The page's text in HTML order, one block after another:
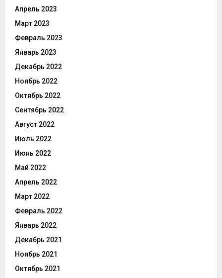
Апрель 2023
Март 2023
Февраль 2023
Январь 2023
Декабрь 2022
Ноябрь 2022
Октябрь 2022
Сентябрь 2022
Август 2022
Июль 2022
Июнь 2022
Май 2022
Апрель 2022
Март 2022
Февраль 2022
Январь 2022
Декабрь 2021
Ноябрь 2021
Октябрь 2021